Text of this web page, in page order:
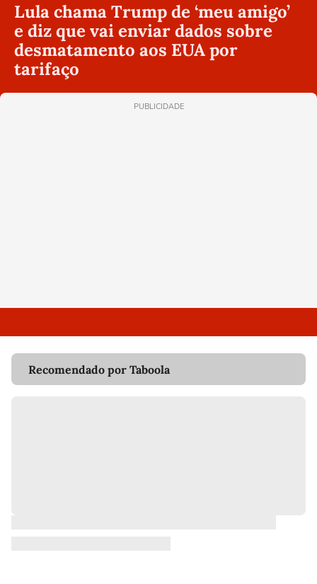
Lula chama Trump de ‘meu amigo’
e diz que vai enviar dados sobre
desmatamento aos EUA por
tarifaço
PUBLICIDADE
Recomendado por Taboola